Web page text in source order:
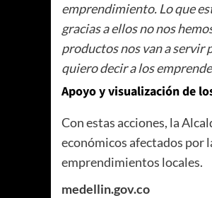
emprendimiento. Lo que
gracias a ellos no nos
productos nos van a servir
quiero decir a los
Apoyo y visualización de
Con estas acciones, la
económicos afectados por
emprendimientos locales.
medellin.gov.co